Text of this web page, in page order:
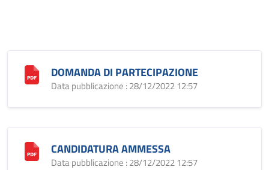
DOMANDA DI PARTECIPAZIONE
Data pubblicazione : 28/12/2022 12:57
CANDIDATURA AMMESSA
Data pubblicazione : 28/12/2022 12:57